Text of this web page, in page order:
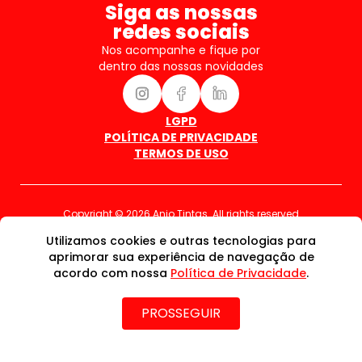
Siga as nossas
redes sociais
Nos acompanhe e fique por
dentro das nossas novidades
LGPD
POLÍTICA DE PRIVACIDADE
TERMOS DE USO
Copyright © 2026 Anjo Tintas. All rights reserved
Utilizamos cookies e outras tecnologias para
aprimorar sua experiência de navegação de
acordo com nossa Política de Privacidade.
PROSSEGUIR